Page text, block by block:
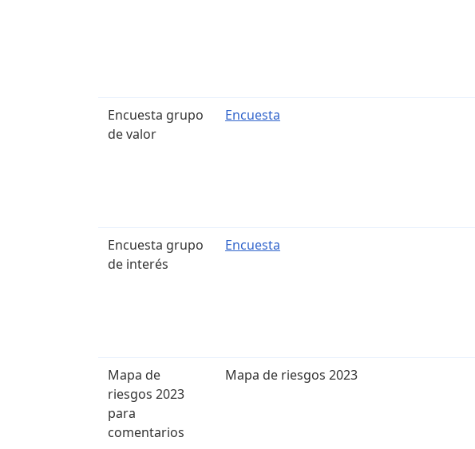
Encuesta grupo
de valor
Encuesta
Encuesta grupo
de interés
Encuesta
Mapa de
riesgos 2023
para
comentarios
Mapa de riesgos 2023